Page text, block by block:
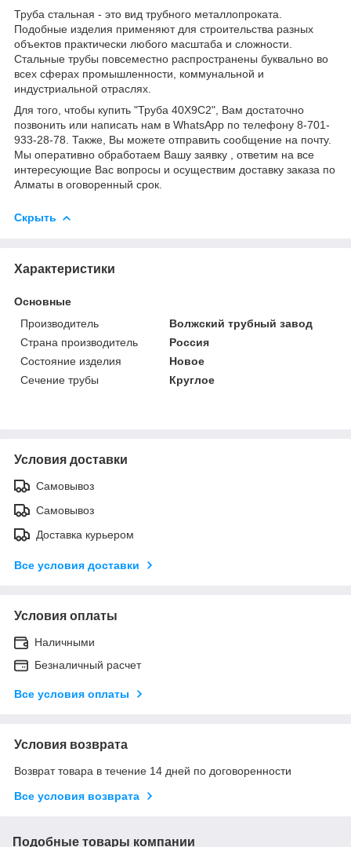
Труба стальная - это вид трубного металлопроката.
Подобные изделия применяют для строительства разных
объектов практически любого масштаба и сложности.
Стальные трубы повсеместно распространены буквально во
всех сферах промышленности, коммунальной и
индустриальной отраслях.
Для того, чтобы купить "Труба 40Х9С2", Вам достаточно
позвонить или написать нам в WhatsApp по телефону 8-701-
933-28-78. Также, Вы можете отправить сообщение на почту.
Мы оперативно обработаем Вашу заявку , ответим на все
интересующие Вас вопросы и осуществим доставку заказа по
Алматы в оговоренный срок.
Скрыть
Характеристики
Основные
Производитель
Волжский трубный завод
Страна производитель
Россия
Состояние изделия
Новое
Сечение трубы
Круглое
Условия доставки
Самовывоз
Самовывоз
Доставка курьером
Все условия доставки
Условия оплаты
Наличными
Безналичный расчет
Все условия оплаты
Условия возврата
Возврат товара в течение 14 дней по договоренности
Все условия возврата
Подобные товары компании